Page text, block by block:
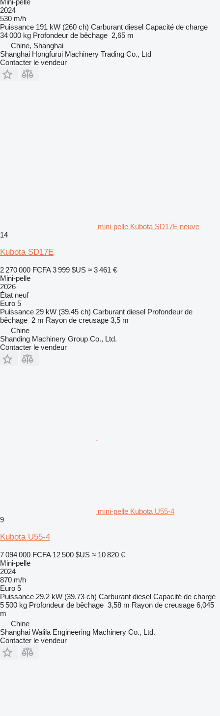
Mini-pelle
2024
530 m/h
Puissance 191 kW (260 ch) Carburant diesel Capacité de charge
34 000 kg Profondeur de bêchage 2,65 m
Chine, Shanghai
Shanghai Hongfurui Machinery Trading Co., Ltd
Contacter le vendeur
mini-pelle Kubota SD17E neuve
14
Kubota SD17E
2 270 000 FCFA 3 999 $US ≈ 3 461 €
Mini-pelle
2026
État neuf
Euro 5
Puissance 29 kW (39.45 ch) Carburant diesel Profondeur de
bêchage 2 m Rayon de creusage 3,5 m
Chine
Shanding Machinery Group Co., Ltd.
Contacter le vendeur
mini-pelle Kubota U55-4
9
Kubota U55-4
7 094 000 FCFA 12 500 $US ≈ 10 820 €
Mini-pelle
2024
870 m/h
Euro 5
Puissance 29.2 kW (39.73 ch) Carburant diesel Capacité de charge
5 500 kg Profondeur de bêchage 3,58 m Rayon de creusage 6,045
m
Chine
Shanghai Walila Engineering Machinery Co., Ltd.
Contacter le vendeur